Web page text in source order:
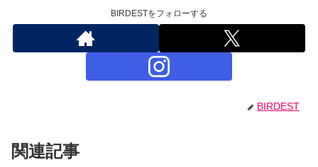
BIRDESTをフォローする
BIRDEST
関連記事